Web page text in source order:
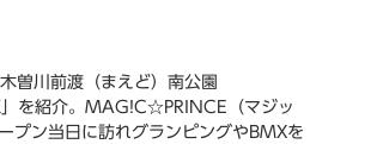
曽川前渡（まえど）南公園
を紹介。MAG!C☆PRINCE（マジッ
プン当日に訪れグランピングやBMXを